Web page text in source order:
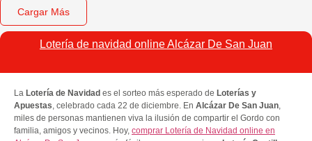
Cargar Más
Lotería de navidad online Alcázar De San Juan
La Lotería de Navidad es el sorteo más esperado de Loterías y
Apuestas, celebrado cada 22 de diciembre. En Alcázar De San Juan,
miles de personas mantienen viva la ilusión de compartir el Gordo con
familia, amigos y vecinos. Hoy, comprar Lotería de Navidad online en